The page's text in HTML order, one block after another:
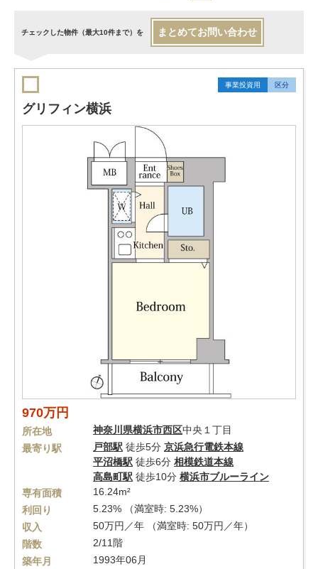
チェックした物件（最大10件まで）を まとめてお問い合わせ
事業投資用 区分
グリフィン横浜
970万円
所在地 神奈川県横浜市西区中央１丁目
最寄り駅
戸部駅 徒歩5分 京浜急行電鉄本線
平沼橋駅 徒歩6分 相模鉄道本線
高島町駅 徒歩10分 横浜市ブルーライン
専有面積
16.24m²
利回り
5.23% （満室時: 5.23%）
収入
50万円／年 （満室時: 50万円／年）
階数
2/11階
築年月
1993年06月